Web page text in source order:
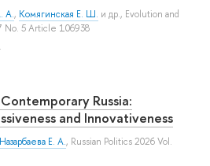
А., Комягинская Е. Ш. и др., Evolution and
No. 5 Article 106938
Russia:
and Innovativeness
Назарбаева Е. А., Russian Politics 2026 Vol.